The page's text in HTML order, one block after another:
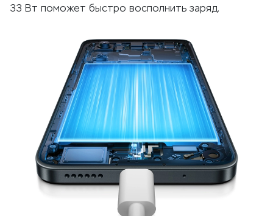
33 Вт поможет быстро восполнить заряд.